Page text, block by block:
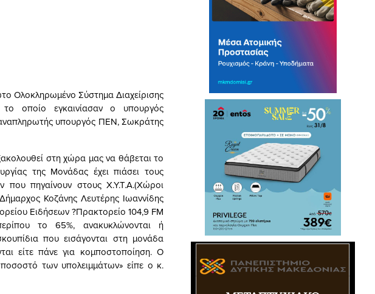
Ολοκληρωμένο Σύστημα Διαχείρισης
οποίο εγκαινίασαν ο υπουργός
αναπληρωτής υπουργός ΠΕΝ, Σωκράτης
στη χώρα μας να θάβεται το
της Μονάδας έχει πιάσει τους
που πηγαίνουν στους Χ.Υ.Τ.Α.(Χώροι
Κοζάνης Λευτέρης Ιωαννίδης
Ειδήσεων ?Πρακτορείο 104,9 FM
το 65%, ανακυκλώνονται ή
που εισάγονται στη μονάδα
είτε πάνε για κομποστοποίηση. Ο
των υπολειμμάτων» είπε ο κ.